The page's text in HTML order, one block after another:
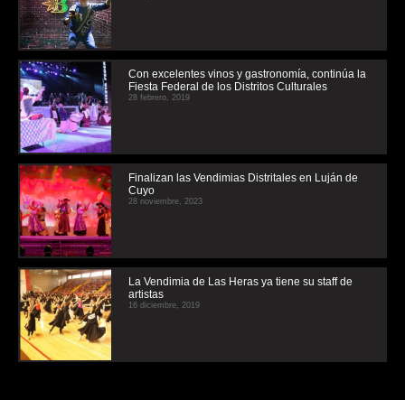
Con excelentes vinos y gastronomía, continúa la
Fiesta Federal de los Distritos Culturales
28 febrero, 2019
Finalizan las Vendimias Distritales en Luján de
Cuyo
28 noviembre, 2023
La Vendimia de Las Heras ya tiene su staff de
artistas
16 diciembre, 2019